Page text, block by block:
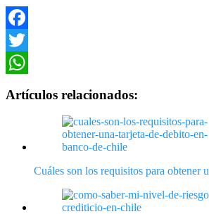
Facebook
Twitter
Artículos relacionados:
Cuáles son los requisitos para obtener